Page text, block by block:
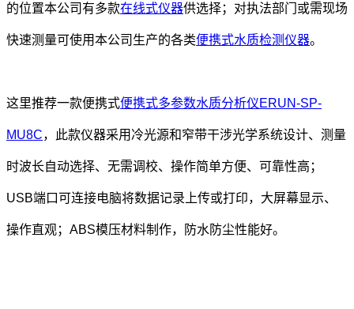
的位置本公司有多款在线式仪器供选择；对执法部门或需现场
快速测量可使用本公司生产的各类便携式水质检测仪器。
这里推荐一款便携式便携式多参数水质分析仪ERUN-SP-
MU8C，此款仪器采用冷光源和窄带干涉光学系统设计、测量
时波长自动选择、无需调校、操作简单方便、可靠性高；
USB端口可连接电脑将数据记录上传或打印，大屏幕显示、
操作直观；ABS模压材料制作，防水防尘性能好。